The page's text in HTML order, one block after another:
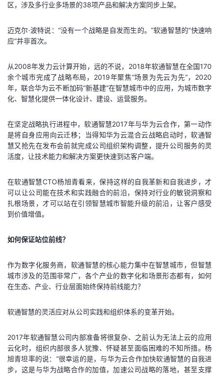
区，涉及多行业多场景的38项产品和解决方案同步上架。
迈克尔·波特说：“没有一个战略是自发而生的。”软通智慧的“快速响
应“并非首次。
从2008年发力云计算开始，远的不说，2018年软通智慧在全国170
余个城市完成了战略布局，2019年聚焦“场景为先云为先”，2020
年，联合华为云不断加码“新基建”在智慧城市中的应用，为城市数字
化、智慧化提供一体化设计、建设、运营服务。
在坚定战略执行进程中，软通智慧2017年与华为云合作，第一动作
是将自身应用向云迁移；当得知华为云混合云战略启动时，软通智
慧又抢先在发布会前就完成公司组织架构调整，提升公司服务的灵
活度，让技术能力和解决方案更快速到达客户端。
在软通智慧CTO杨旭青看来，保持这样的自我革新和自我进步，才
可以让公司能在技术和实践融合的前沿，保持对行业的敏锐洞察和
扎根场景，才可以站在引领智慧城市智能升级的前沿，让客户感受
到价值增值。
如何保证站位前线？
作为数字化服务商，软通智慧的核心能力集中在智慧城市，但智慧
城市涉及的范围非常广，各个产业的数字化和场景形态都有，如何
在生态、产业、行业层面始终保持前线能力？
软通智慧的灵活应对从公司实践和组织体系的变革开始。
2017年软通智慧公司内部准备将很复杂、之前认为无法上云的应用
云化时，组织内部很多人犹豫、怀疑甚至面临困难的不知所措。杨
旭青坦率的说：“很幸运的是，与华为云合作加快软通智慧的自我进
步，这是与华为战略合作的加值，加速公司战略的落地，甚至支撑